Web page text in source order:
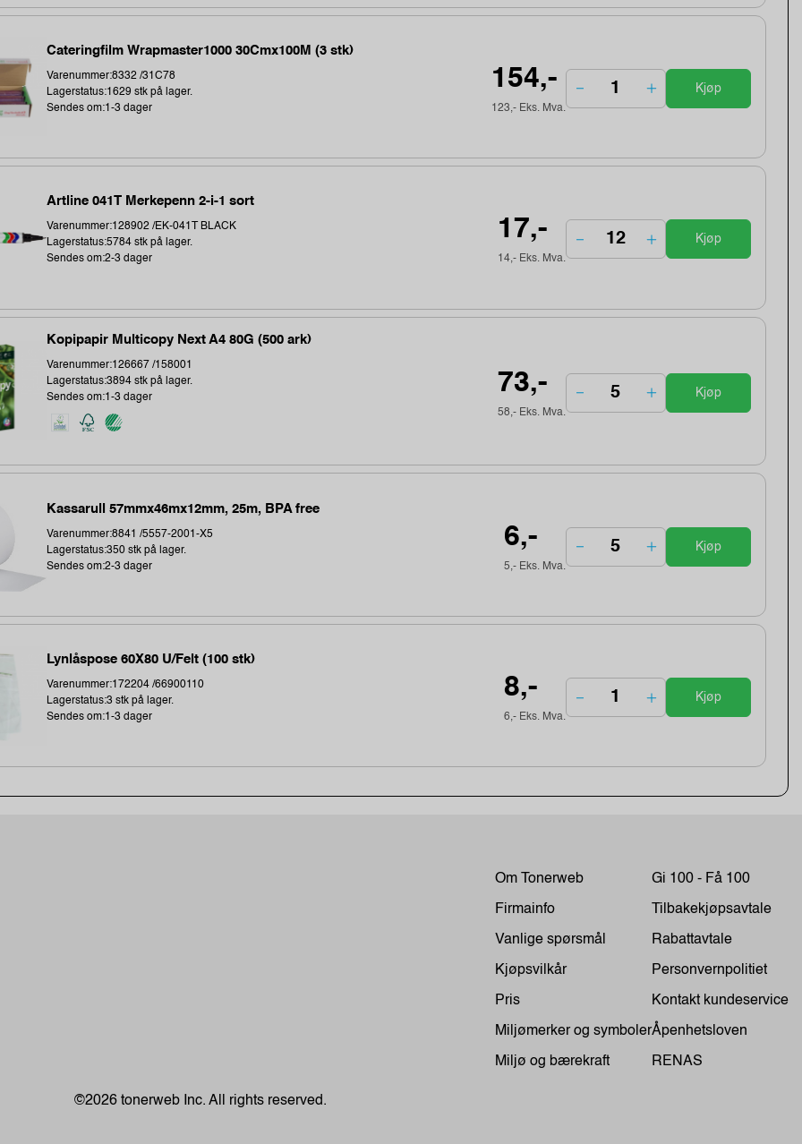
Cateringfilm Wrapmaster1000 30Cmx100M (3 stk)
Varenummer:8332 /31C78
Lagerstatus:1629 stk på lager.
Sendes om:1-3 dager
154,-
123,- Eks. Mva.
Kjøp
Artline 041T Merkepenn 2-i-1 sort
Varenummer:128902 /EK-041T BLACK
Lagerstatus:5784 stk på lager.
Sendes om:2-3 dager
17,-
14,- Eks. Mva.
Kjøp
Kopipapir Multicopy Next A4 80G (500 ark)
Varenummer:126667 /158001
Lagerstatus:3894 stk på lager.
Sendes om:1-3 dager
73,-
58,- Eks. Mva.
Kjøp
Kassarull 57mmx46mx12mm, 25m, BPA free
Varenummer:8841 /5557-2001-X5
Lagerstatus:350 stk på lager.
Sendes om:2-3 dager
6,-
5,- Eks. Mva.
Kjøp
Lynlåspose 60X80 U/Felt (100 stk)
Varenummer:172204 /66900110
Lagerstatus:3 stk på lager.
Sendes om:1-3 dager
8,-
6,- Eks. Mva.
Kjøp
Om Tonerweb
Firmainfo
Vanlige spørsmål
Kjøpsvilkår
Pris
Miljømerker og symboler
Miljø og bærekraft
Gi 100 - Få 100
Tilbakekjøpsavtale
Rabattavtale
Personvernpolitiet
Kontakt kundeservice
Åpenhetsloven
RENAS
©2026 tonerweb Inc. All rights reserved.